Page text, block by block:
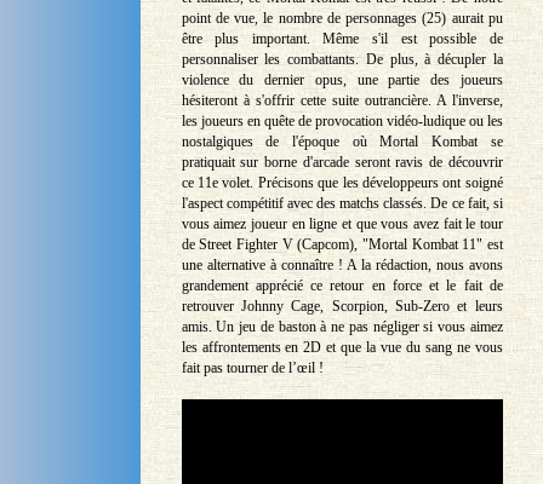
point de vue, le nombre de personnages (25) aurait pu
être plus important. Même s'il est possible de
personnaliser les combattants. De plus, à décupler la
violence du dernier opus, une partie des joueurs
hésiteront à s'offrir cette suite outrancière. A l'inverse,
les joueurs en quête de provocation vidéo-ludique ou les
nostalgiques de l'époque où Mortal Kombat se
pratiquait sur borne d'arcade seront ravis de découvrir
ce 11e volet. Précisons que les développeurs ont soigné
l'aspect compétitif avec des matchs classés. De ce fait, si
vous aimez joueur en ligne et que vous avez fait le tour
de Street Fighter V (Capcom), "Mortal Kombat 11" est
une alternative à connaître ! A la rédaction, nous avons
grandement apprécié ce retour en force et le fait de
retrouver Johnny Cage, Scorpion, Sub-Zero et leurs
amis. Un jeu de baston à ne pas négliger si vous aimez
les affrontements en 2D et que la vue du sang ne vous
fait pas tourner de l’œil !